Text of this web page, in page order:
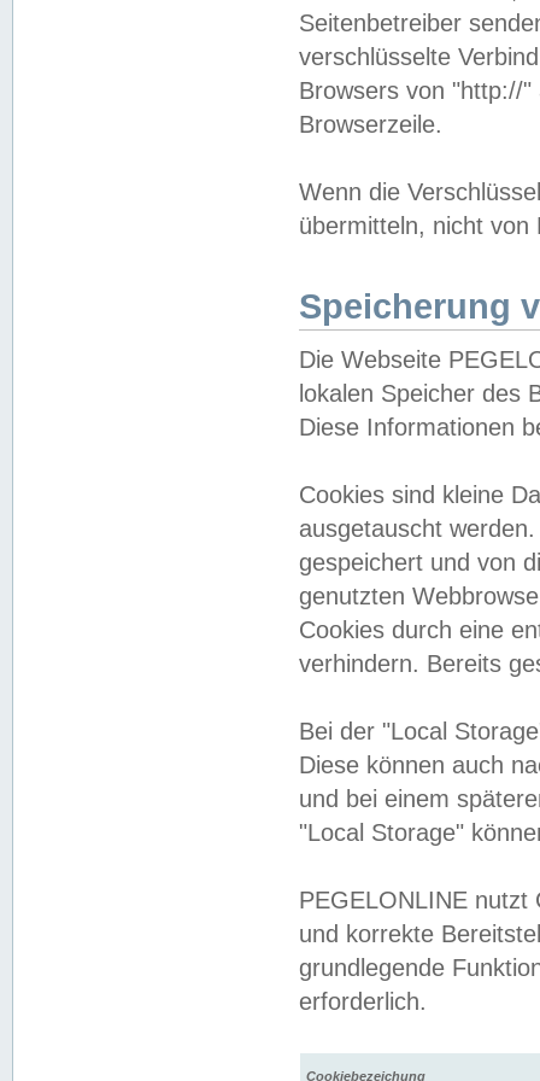
Seitenbetreiber
verschlüsselte
Browsers von "http://
Browserzeile.
Wenn die
übermitteln, nicht von
Speicherung
Die Webseite
lokalen Speicher des
Diese Informationen
Cookies sind kleine
ausgetauscht
gespeichert und von
genutzten
Cookies durch eine
verhindern. Bereits
Bei der "Local
Diese können auch
und bei einem
"Local Storage"
PEGELONLINE nutzt
und korrekte
grundlegende
erforderlich.
Cookiebezeichung